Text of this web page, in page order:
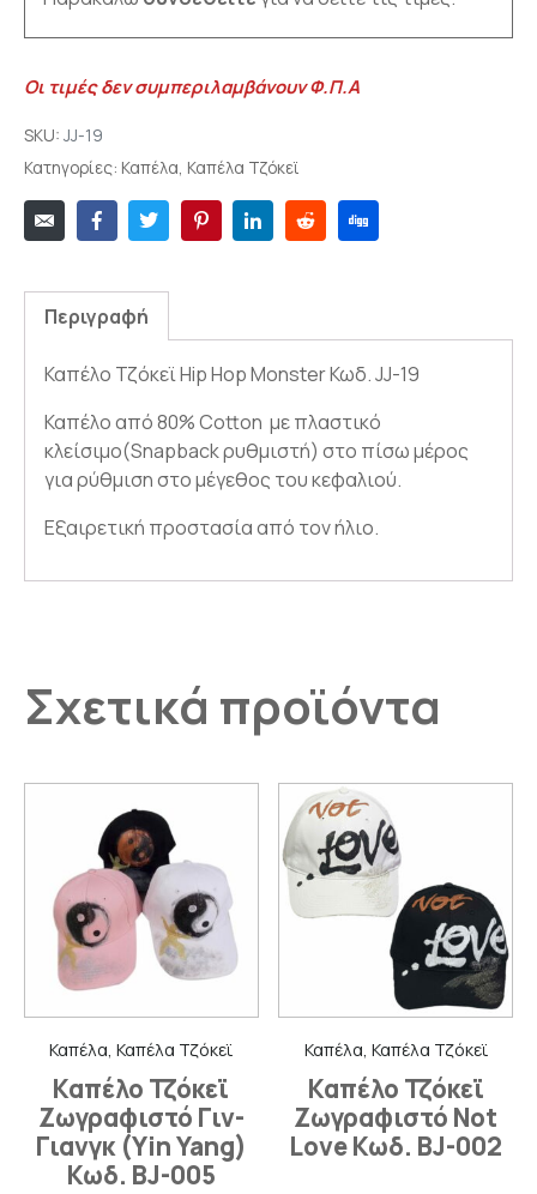
Οι τιμές δεν συμπεριλαμβάνουν Φ.Π.Α
SKU: JJ-19
Κατηγορίες: Καπέλα, Καπέλα Τζόκεϊ
Περιγραφή
Καπέλο Τζόκεϊ Hip Hop Monster Κωδ. JJ-19
Καπέλο από 80% Cotton με πλαστικό
κλείσιμο(Snapback ρυθμιστή) στο πίσω μέρος
για ρύθμιση στο μέγεθος του κεφαλιού.
Εξαιρετική προστασία από τον ήλιο.
Σχετικά προϊόντα
Καπέλα, Καπέλα Τζόκεϊ
Καπέλο Τζόκεϊ
Ζωγραφιστό Γιν-
Γιανγκ (Yin Yang)
Κωδ. BJ-005
Καπέλα, Καπέλα Τζόκεϊ
Καπέλο Τζόκεϊ
Ζωγραφιστό Not
Love Κωδ. BJ-002